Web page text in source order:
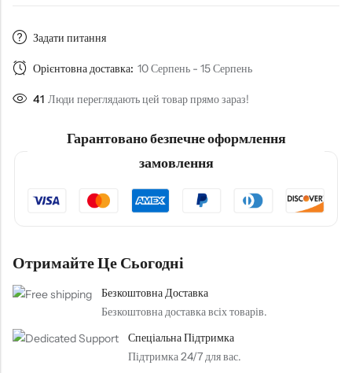
Задати питання
Орієнтовна доставка: 10 Серпень - 15 Серпень
41 Люди переглядають цей товар прямо зараз!
Гарантовано безпечне оформлення
замовлення
Отримайте Це Сьогодні
Безкоштовна Доставка
Безкоштовна доставка всіх товарів.
Спеціальна Підтримка
Підтримка 24/7 для вас.